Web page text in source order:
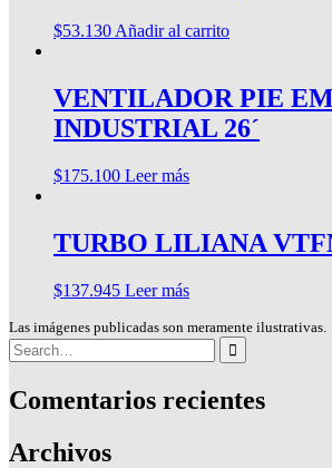
$53.130 Añadir al carrito
VENTILADOR PIE
INDUSTRIAL 26´
$175.100 Leer más
TURBO LILIANA
$137.945 Leer más
Las imágenes publicadas son meramente ilustrativas.
Search
for:
Comentarios recientes
Archivos